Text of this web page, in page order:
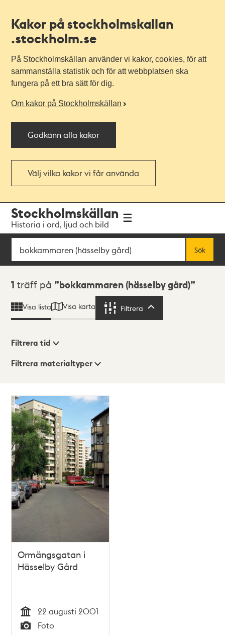
Kakor på stockholmskallan
.stockholm.se
På Stockholmskällan använder vi kakor, cookies, för att
sammanställa statistik och för att webbplatsen ska
fungera på ett bra sätt för dig.
Om kakor på Stockholmskällan
Godkänn alla kakor
Välj vilka kakor vi får använda
navigationen
huvudinnehållet
Stockholmskällan
Historia i ord, ljud och bild
Sök
Sök
Sökresultat
1 träff på bokkammaren (hässelby gård)
Visa lista Visa karta Filtrera
Visningsläge
ListaKarta
Filtrera tid
Filtrera materialtyper
träffar
Ormängsgatan i
Hässelby Gård
Tid
22 augusti 2001
Foto